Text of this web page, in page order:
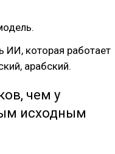
которая работает
арабский.
чем у
исходным